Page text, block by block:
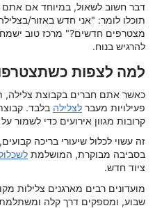
דבר חשוב לשאול, במיוחד אם אתם
תוכלו לומר: "אני חדש באזור/
מצטרפים חדשים?" מרכז טוב ישמח
להרגיש בנוח.
למה לצפות
כאשר אתם חברים בקבוצת צלילה,
פעילויות מעבר לצלילה בלבד.
קרובות מגוון אירועים כדי
זה עשוי לכלול שיעורי בריכה
בסביבה מבוקרת, המושלמת
ציוד חדש.
מועדונים רבים מארגנים צלילות
שבוע, ומספקים דרך קלה